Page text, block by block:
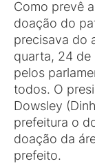
Como prevê
doação do
precisava do
quarta, 24 de
pelos
todos. O
Dowsley
prefeitura o
doação da
prefeito.